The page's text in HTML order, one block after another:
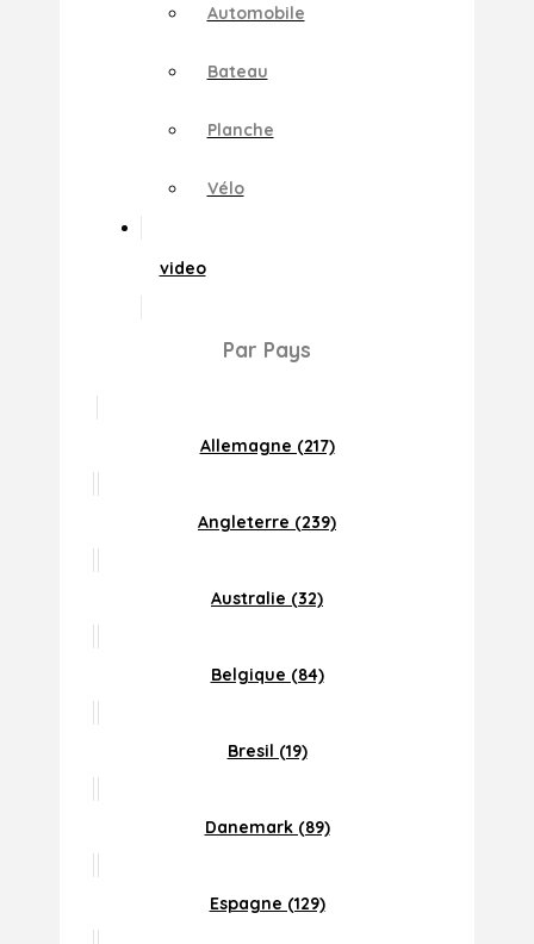
Automobile
Bateau
Planche
Vélo
video
Par Pays
Allemagne (217)
Angleterre (239)
Australie (32)
Belgique (84)
Bresil (19)
Danemark (89)
Espagne (129)